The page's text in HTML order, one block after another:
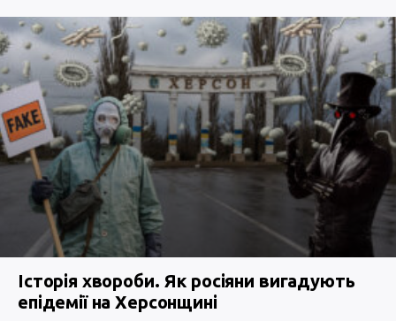
Історія хвороби. Як росіяни вигадують
епідемії на Херсонщині